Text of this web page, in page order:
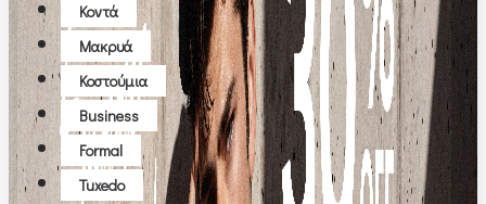
Κοντά
Μακρυά
Κοστούμια
Business
Formal
Tuxedo